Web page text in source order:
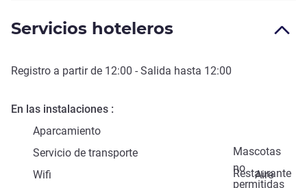
Servicios hoteleros
Registro a partir de 12:00 - Salida hasta 12:00
En las instalaciones
Aparcamiento
Mascotas
no
permitidas
Servicio de transporte
Restaurante
Wifi
Aire